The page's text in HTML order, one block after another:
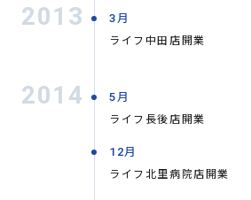
2013 3月
ライフ中田店開業
2014 5月
ライフ長後店開業
12月
ライフ北里病院店開業